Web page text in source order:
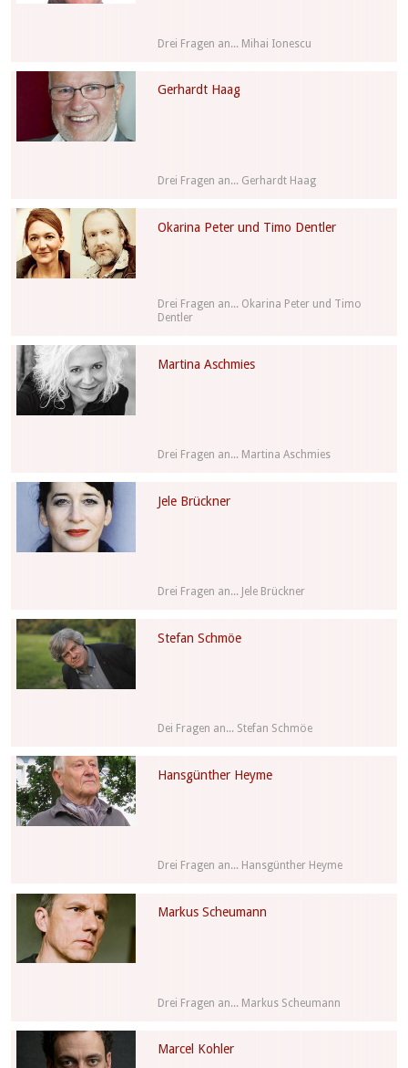
Drei Fragen an... Mihai Ionescu
Gerhardt Haag
Drei Fragen an... Gerhardt Haag
Okarina Peter und Timo Dentler
Drei Fragen an... Okarina Peter und Timo
Dentler
Martina Aschmies
Drei Fragen an... Martina Aschmies
Jele Brückner
Drei Fragen an... Jele Brückner
Stefan Schmöe
Dei Fragen an... Stefan Schmöe
Hansgünther Heyme
Drei Fragen an... Hansgünther Heyme
Markus Scheumann
Drei Fragen an... Markus Scheumann
Marcel Kohler